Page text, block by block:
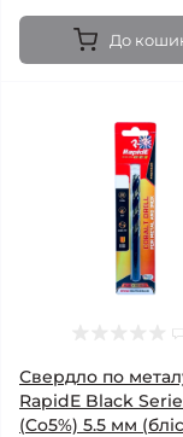
До
Свердло по
RapidE Black
(Co5%) 5.5 мм